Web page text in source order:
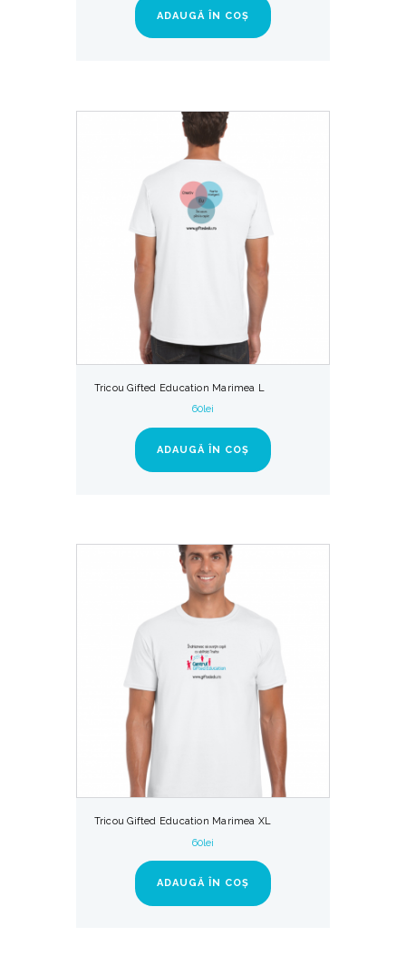
ADAUGĂ ÎN COȘ
Tricou Gifted Education Marimea L
60lei
ADAUGĂ ÎN COȘ
Tricou Gifted Education Marimea XL
60lei
ADAUGĂ ÎN COȘ